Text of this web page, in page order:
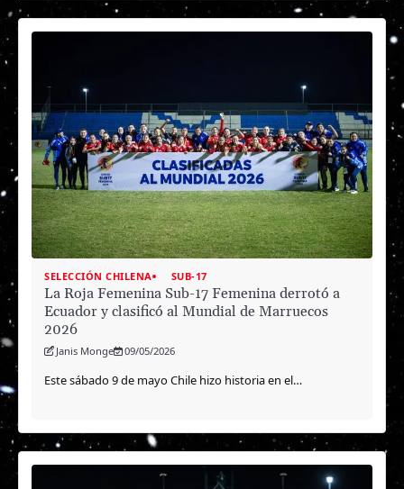
SELECCIÓN CHILENA SUB-17
La Roja Femenina Sub-17 Femenina derrotó a
Ecuador y clasificó al Mundial de Marruecos
2026
Janis Monge 09/05/2026
Este sábado 9 de mayo Chile hizo historia en el…